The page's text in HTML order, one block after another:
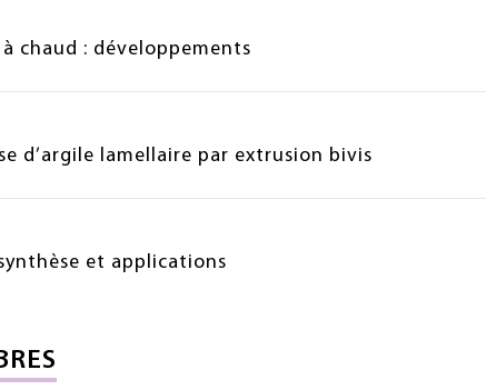
chaud : développements
d’argile lamellaire par extrusion bivis
et applications